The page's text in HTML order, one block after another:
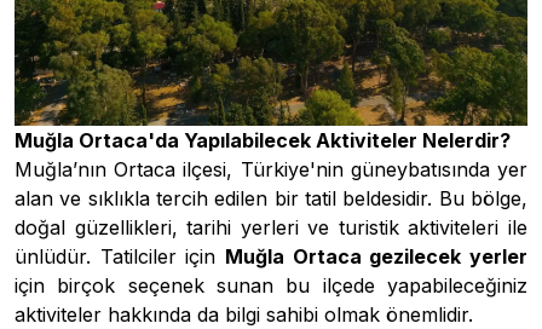
Muğla Ortaca'da Yapılabilecek Aktiviteler Nelerdir?
Muğla’nın Ortaca ilçesi, Türkiye'nin güneybatısında yer
alan ve sıklıkla tercih edilen bir tatil beldesidir. Bu bölge,
doğal güzellikleri, tarihi yerleri ve turistik aktiviteleri ile
ünlüdür. Tatilciler için Muğla Ortaca gezilecek yerler
için birçok seçenek sunan bu ilçede yapabileceğiniz
aktiviteler hakkında da bilgi sahibi olmak önemlidir.